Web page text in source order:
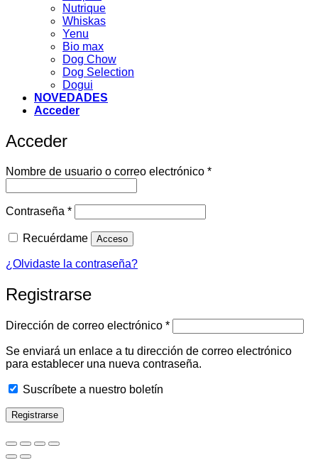
Nutrique
Whiskas
Yenu
Bio max
Dog Chow
Dog Selection
Dogui
NOVEDADES
Acceder
Acceder
Nombre de usuario o correo electrónico *Obligatorio
Contraseña *Obligatorio
Recuérdame Acceso
¿Olvidaste la contraseña?
Registrarse
Dirección de correo electrónico *Obligatorio
Se enviará un enlace a tu dirección de correo electrónico
para establecer una nueva contraseña.
Suscríbete a nuestro boletín
Registrarse